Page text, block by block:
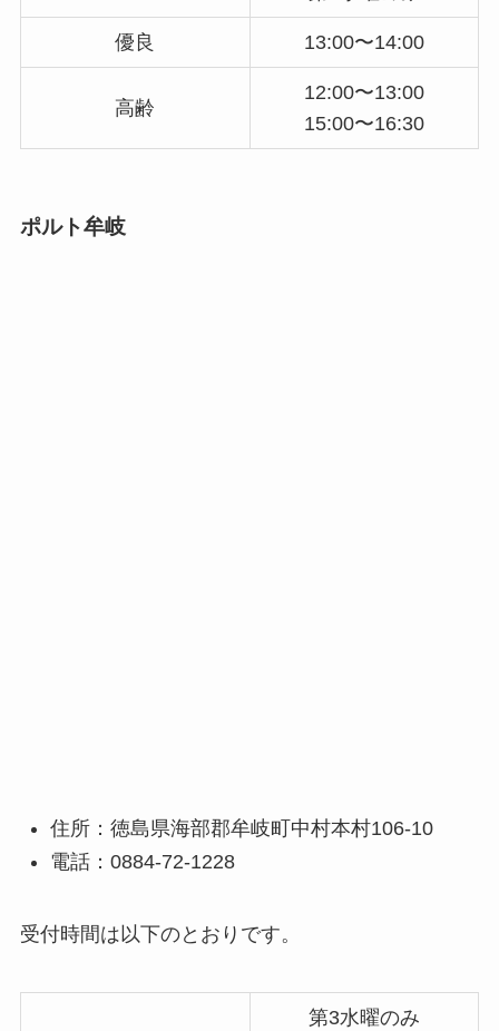
優良 13:00〜14:00
高齢
12:00〜13:00
15:00〜16:30
ポルト牟岐
住所：徳島県海部郡牟岐町中村本村106-10
電話：0884-72-1228
受付時間は以下のとおりです。
第3水曜のみ